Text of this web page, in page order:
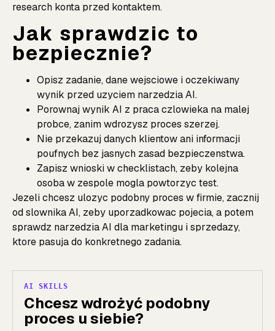
research konta przed kontaktem.
Jak sprawdzic to
bezpiecznie?
Opisz zadanie, dane wejsciowe i oczekiwany
wynik przed uzyciem narzedzia AI.
Porownaj wynik AI z praca czlowieka na malej
probce, zanim wdrozysz proces szerzej.
Nie przekazuj danych klientow ani informacji
poufnych bez jasnych zasad bezpieczenstwa.
Zapisz wnioski w checklistach, zeby kolejna
osoba w zespole mogla powtorzyc test.
Jezeli chcesz ulozyc podobny proces w firmie, zacznij
odslownika AI, zeby uporzadkowac pojecia, a potem
sprawdz narzedzia AI dla marketingu i sprzedazy,
ktore pasuja do konkretnego zadania.
AI SKILLS
Chcesz wdrożyć podobny
proces u siebie?